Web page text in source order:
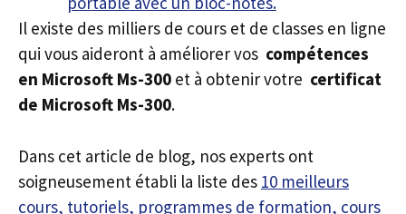
Il existe des milliers de cours et de classes en ligne
qui vous aideront à améliorer vos compétences
en Microsoft Ms-300 et à obtenir votre certificat
de Microsoft Ms-300.
Dans cet article de blog, nos experts ont
soigneusement établi la liste des 10 meilleurs
cours, tutoriels, programmes de formation, cours